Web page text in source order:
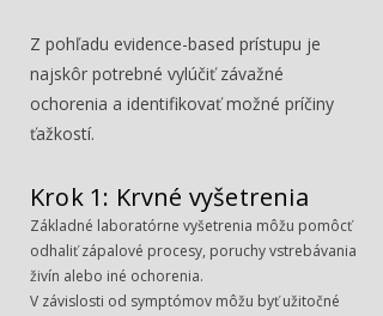
Z pohľadu evidence-based prístupu je
najskôr potrebné vylúčiť závažné
ochorenia a identifikovať možné príčiny
ťažkostí.
Krok 1: Krvné vyšetrenia
Základné laboratórne vyšetrenia môžu pomôcť
odhaliť zápalové procesy, poruchy vstrebávania
živín alebo iné ochorenia.
V závislosti od symptómov môžu byť užitočné